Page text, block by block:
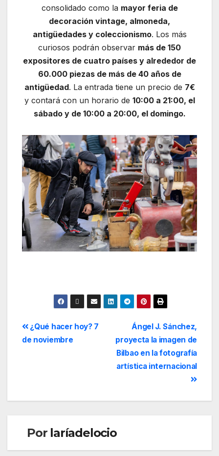
consolidado como la mayor feria de
decoración vintage, almoneda,
antigüedades y coleccionismo. Los más
curiosos podrán observar más de 150
expositores de cuatro países y alrededor de
60.000 piezas de más de 40 años de
antigüedad. La entrada tiene un precio de 7€
y contará con un horario de 10:00 a 21:00, el
sábado y de 10:00 a 20:00, el domingo.
Ángel J. Sánchez,
proyecta la imagen de
Bilbao en la fotografía
artística internacional
¿Qué hacer hoy? 7
de noviembre
Por laríadelocio